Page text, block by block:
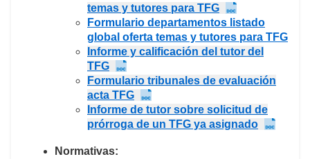
temas y tutores para TFG
Formulario departamentos listado
global oferta temas y tutores para TFG
Informe y calificación del tutor del
TFG
Formulario tribunales de evaluación
acta TFG
Informe de tutor sobre solicitud de
prórroga de un TFG ya asignado
Normativas: